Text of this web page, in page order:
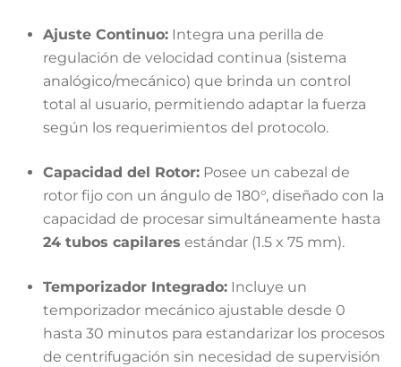
Ajuste Continuo: Integra una perilla de
regulación de velocidad continua (sistema
analógico/mecánico) que brinda un control
total al usuario, permitiendo adaptar la fuerza
según los requerimientos del protocolo.
Capacidad del Rotor: Posee un cabezal de
rotor fijo con un ángulo de 180°, diseñado con la
capacidad de procesar simultáneamente hasta
24 tubos capilares estándar (1.5 x 75 mm).
Temporizador Integrado: Incluye un
temporizador mecánico ajustable desde 0
hasta 30 minutos para estandarizar los procesos
de centrifugación sin necesidad de supervisión